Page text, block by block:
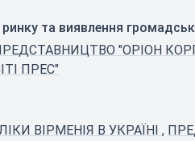
та виявлення
"ОРІОН
ПРЕС"
ВІРМЕНІЯ В УКРАЇНІ ,